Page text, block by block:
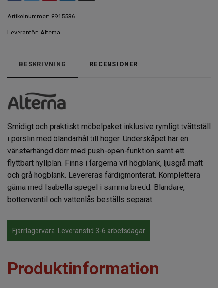
Artikelnummer: 8915536
Leverantör: Alterna
BESKRIVNING RECENSIONER
Smidigt och praktiskt möbelpaket inklusive rymligt tvättställ
i porslin med blandarhål till höger. Underskåpet har en
vänsterhängd dörr med push-open-funktion samt ett
flyttbart hyllplan. Finns i färgerna vit högblank, ljusgrå matt
och grå högblank. Levereras färdigmonterat. Komplettera
gärna med Isabella spegel i samma bredd. Blandare,
bottenventil och vattenlås beställs separat.
Fjärrlagervara. Leveranstid 3-6 arbetsdagar
Produktinformation